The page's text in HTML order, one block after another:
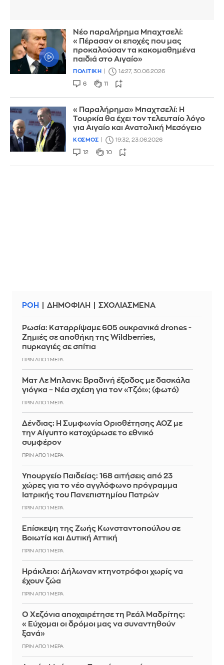
Νέο παραλήρημα Μπαχτσελί:
«Πέρασαν οι εποχές που μας
προκαλούσαν τα κακομαθημένα
παιδιά στο Αιγαίο»
ΠΟΛΙΤΙΚΗ 14:27, 30.06.2026
6 11
«Παραλήρημα» Mπαχτσελί: Η
Τουρκία θα έχει τον τελευταίο λόγο
για Αιγαίο και Ανατολική Μεσόγειο
ΚΟΣΜΟΣ 19:32, 23.06.2026
12 10
ΡΟΗ ΔΗΜΟΦΙΛΗ ΣΧΟΛΙΑΣΜΕΝΑ
Ρωσία: Καταρρίψαμε 605 ουκρανικά drones -
Zημιές σε αποθήκη της Wildberries,
πυρκαγιές σε σπίτια
ΠΡΙΝ ΑΠΌ 1 ΜΈΡΑ
Ματ Λε Μπλανκ: Βραδινή έξοδος με δασκάλα
γιόγκα – Νέα σχέση για τον «Τζόι»; (φωτό)
ΠΡΙΝ ΑΠΌ 1 ΜΈΡΑ
Δένδιας: Η Συμφωνία Οριοθέτησης ΑΟΖ με
την Αίγυπτο κατοχύρωσε το εθνικό
συμφέρον
ΠΡΙΝ ΑΠΌ 1 ΜΈΡΑ
Υπουργείο Παιδείας: 168 αιτήσεις από 23
χώρες για το νέο αγγλόφωνο πρόγραμμα
Ιατρικής του Πανεπιστημίου Πατρών
ΠΡΙΝ ΑΠΌ 1 ΜΈΡΑ
Επίσκεψη της Ζωής Κωνσταντοπούλου σε
Βοιωτία και Δυτική Αττική
ΠΡΙΝ ΑΠΌ 1 ΜΈΡΑ
Ηράκλειο: Δήλωναν κτηνοτρόφοι χωρίς να
έχουν ζώα
ΠΡΙΝ ΑΠΌ 1 ΜΈΡΑ
Ο Χεζόνια αποχαιρέτησε τη Ρεάλ Μαδρίτης:
«Εύχομαι οι δρόμοι μας να συναντηθούν
ξανά»
ΠΡΙΝ ΑΠΌ 1 ΜΈΡΑ